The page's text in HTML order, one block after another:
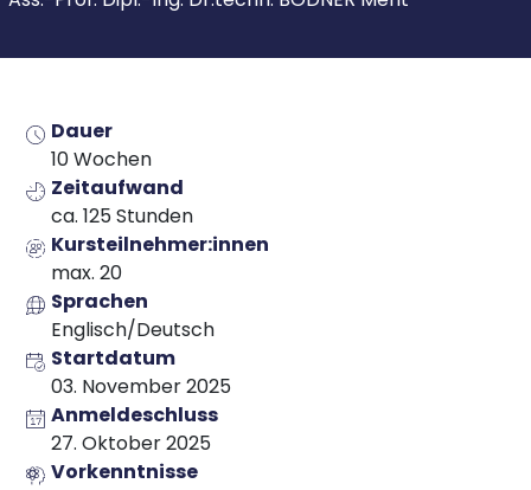
Dauer
10 Wochen
Zeitaufwand
ca. 125 Stunden
Kursteilnehmer:innen
max. 20
Sprachen
Englisch/Deutsch
Startdatum
03. November 2025
Anmeldeschluss
27. Oktober 2025
Vorkenntnisse